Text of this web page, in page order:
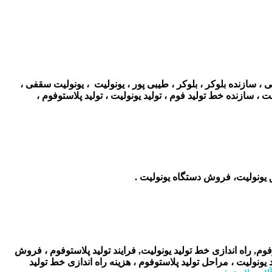
بلوکر ، بلوکر ، طیبی پور ، یونولیت ، یونولیت سقفی ،
خط تولید فوم ، تولید یونولیت ، تولید پلاستوفوم ،
فروش دستگاه یونولیت .
راه اندازی خط تولید یونولیت, فرایند تولید پلاستوفوم ، فروش
، مراحل تولید پلاستوفوم ، هزینه راه اندازی خط تولید